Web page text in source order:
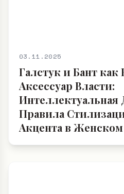
03.11.2025
Галстук и Бант
Аксессуар Власти:
Интеллектуальная
Правила
Акцента в Женском